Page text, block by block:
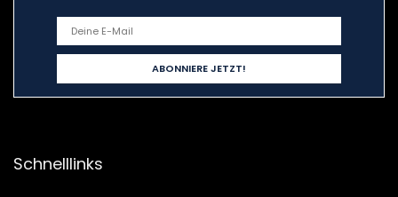
Schnelllinks